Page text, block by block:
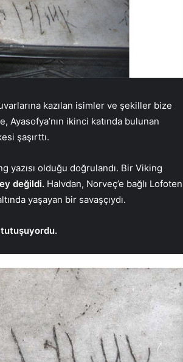
kazılan isimler ve şekiller bize
ikinci katında bulunan
şaşırttı.
yazısı olduğu doğrulandı. Bir Viking
değildi. Halvdan, Norveç’e bağlı Lofoten
yaşayan bir savaşçıydı.